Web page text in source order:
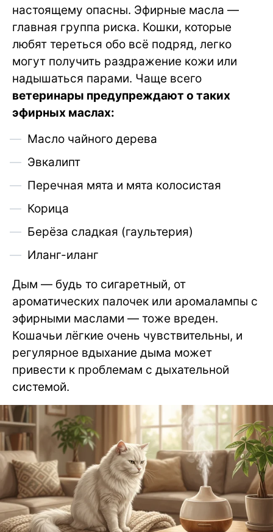
настоящему опасны. Эфирные масла —
главная группа риска. Кошки, которые
любят тереться обо всё подряд, легко
могут получить раздражение кожи или
надышаться парами. Чаще всего
ветеринары предупреждают о таких
эфирных маслах:
Масло чайного дерева
Эвкалипт
Перечная мята и мята колосистая
Корица
Берёза сладкая (гаультерия)
Иланг-иланг
Дым — будь то сигаретный, от
ароматических палочек или аромалампы с
эфирными маслами — тоже вреден.
Кошачьи лёгкие очень чувствительны, и
регулярное вдыхание дыма может
привести к проблемам с дыхательной
системой.